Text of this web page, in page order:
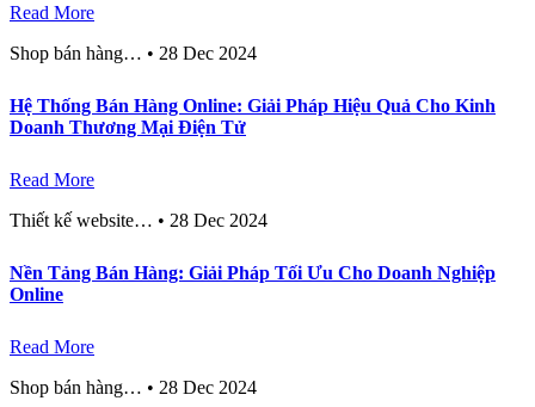
Read More
Shop bán hàng… • 28 Dec 2024
Hệ Thống Bán Hàng Online: Giải Pháp Hiệu Quả Cho Kinh
Doanh Thương Mại Điện Tử
Read More
Thiết kế website… • 28 Dec 2024
Nền Tảng Bán Hàng: Giải Pháp Tối Ưu Cho Doanh Nghiệp
Online
Read More
Shop bán hàng… • 28 Dec 2024